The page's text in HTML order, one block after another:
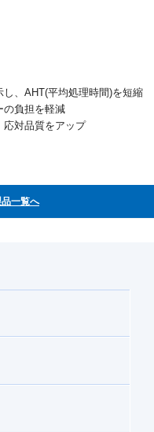
、AHT(平均処理時間)を短縮
の負担を軽減
応対品質をアップ
一覧へ